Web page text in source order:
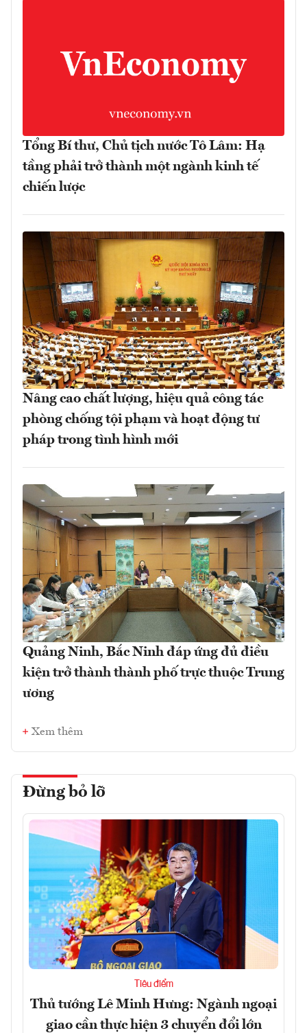
Tổng Bí thư, Chủ tịch nước Tô Lâm: Hạ
tầng phải trở thành một ngành kinh tế
chiến lược
Nâng cao chất lượng, hiệu quả công tác
phòng chống tội phạm và hoạt động tư
pháp trong tình hình mới
Quảng Ninh, Bắc Ninh đáp ứng đủ điều
kiện trở thành thành phố trực thuộc Trung
ương
Xem thêm
Đừng bỏ lỡ
Tiêu điểm
Thủ tướng Lê Minh Hưng: Ngành ngoại
giao cần thực hiện 3 chuyển đổi lớn